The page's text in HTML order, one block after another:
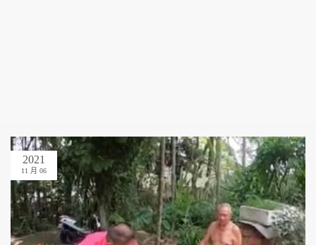
2021
11 月 06